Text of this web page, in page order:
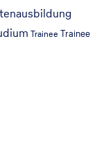
Trainee Trainee